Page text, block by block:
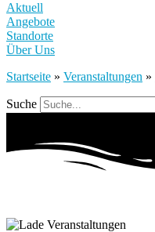
Aktuell
Angebote
Standorte
Über Uns
Startseite » Veranstaltungen »
Suche